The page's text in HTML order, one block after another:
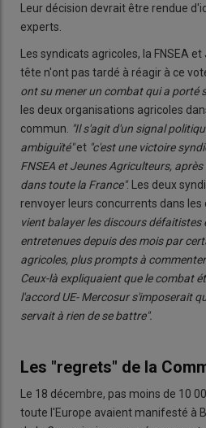
Leur décision devrait être rendue
experts.
Les syndicats agricoles, la FNSEA
tête n'ont pas tardé à réagir à ce
ont su mener un combat qui a porté
les deux organisations agricoles
commun.
"Il s'agit d'un signal
ambiguïté"et "c'est une victoire
FNSEA et Jeunes Agriculteurs,
dans toute la France". Les deux
renvoyer leurs concurrents dans les
vient balayer les discours défaitistes
entretenues depuis des mois par
agricoles, plus prompts à
Ceux-là expliquaient que le combat
l'accord UE- Mercosur s'imposerait
servait à rien de se battre".
Les "regrets" de la
Le 18 décembre, pas moins de 10
toute l'Europe avaient manifesté à